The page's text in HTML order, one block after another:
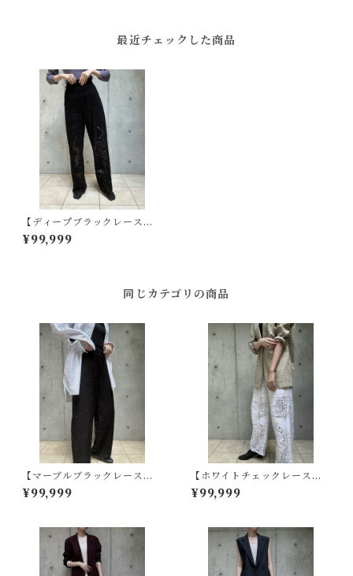
最近チェックした商品
【ディープブラックレース】
ヴィンテージレースパンツ -
リメイク × 京黒染めオーバー
¥99,999
同じカテゴリの商品
【マーブルブラックレース】
ヴィンテージレースパンツ -
リメイク × 京黒染めオーバー
¥99,999
【ホワイトチェックレース】
ヴィンテージレースパンツ -
リメイク
¥99,999